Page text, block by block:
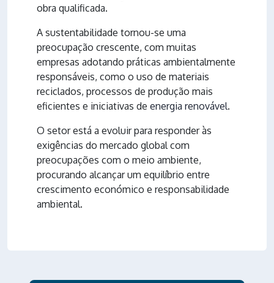
obra qualificada.
A sustentabilidade tornou-se uma
preocupação crescente, com muitas
empresas adotando práticas ambientalmente
responsáveis, como o uso de materiais
reciclados, processos de produção mais
eficientes e iniciativas de energia renovável.
O setor está a evoluir para responder às
exigências do mercado global com
preocupações com o meio ambiente,
procurando alcançar um equilíbrio entre
crescimento económico e responsabilidade
ambiental.